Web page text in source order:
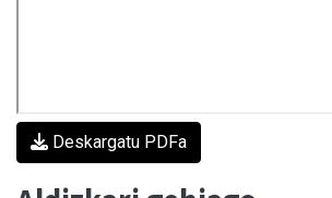
Deskargatu PDFa